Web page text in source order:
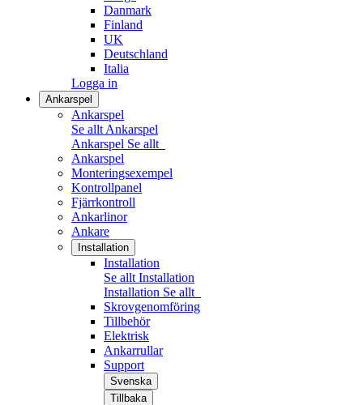
Danmark
Finland
UK
Deutschland
Italia
Logga in
Ankarspel
Ankarspel
Se allt Ankarspel
Ankarspel Se allt
Ankarspel
Monteringsexempel
Kontrollpanel
Fjärrkontroll
Ankarlinor
Ankare
Installation
Installation
Se allt Installation
Installation Se allt
Skrovgenomföring
Tillbehör
Elektrisk
Ankarrullar
Support
Svenska
Tillbaka